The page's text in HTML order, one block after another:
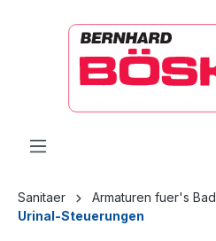
Sanitaer Armaturen fuer's Bad
Urinal-Steuerungen